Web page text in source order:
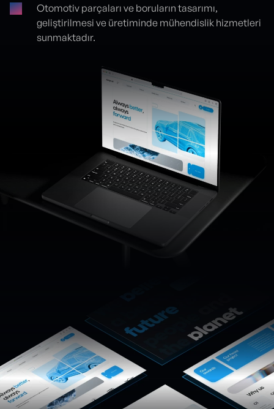
Otomotiv parçaları ve boruların tasarımı,
geliştirilmesi ve üretiminde mühendislik hizmetleri
sunmaktadır.